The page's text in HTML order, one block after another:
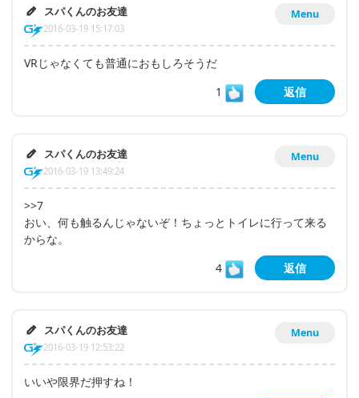
Menu
スパくんのお友達
2016-03-19 15:17:03
VRじゃなくても普通におもしろそうだ
1
返信
Menu
スパくんのお友達
2016-03-19 13:49:24
>>7
おい、何も触るんじゃないぞ！ちょっとトイレに行って来る
からな。
4
返信
Menu
スパくんのお友達
2016-03-19 12:53:22
いいや限界だ押すね！